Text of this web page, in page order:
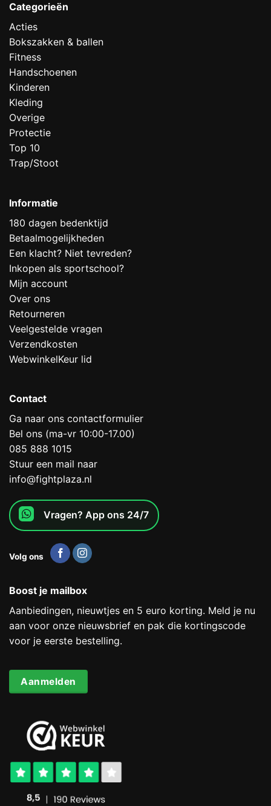
Categorieën
Acties
Bokszakken & ballen
Fitness
Handschoenen
Kinderen
Kleding
Overige
Protectie
Top 10
Trap/Stoot
Informatie
180 dagen bedenktijd
Betaalmogelijkheden
Een klacht? Niet tevreden?
Inkopen als sportschool?
Mijn account
Over ons
Retourneren
Veelgestelde vragen
Verzendkosten
WebwinkelKeur lid
Contact
Ga naar ons contactformulier
Bel ons (ma-vr 10:00-17.00)
085 888 1015
Stuur een mail naar
info@fightplaza.nl
Vragen? App ons 24/7
Volg ons
Boost je mailbox
Aanbiedingen, nieuwtjes en 5 euro korting. Meld je nu
aan voor onze nieuwsbrief en pak die kortingscode
voor je eerste bestelling.
Aanmelden